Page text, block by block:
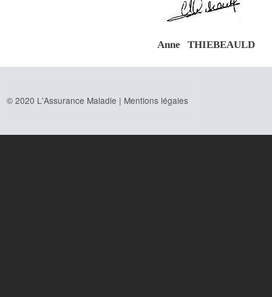
Anne THIEBEAULD
© 2020 L'Assurance Maladie | Mentions légales